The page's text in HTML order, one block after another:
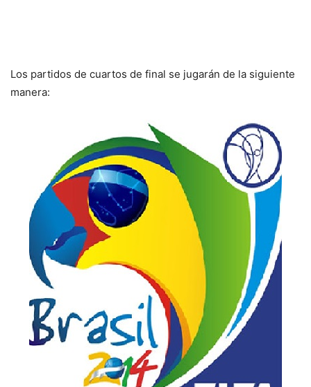
Los partidos de cuartos de final se jugarán de la siguiente
manera: